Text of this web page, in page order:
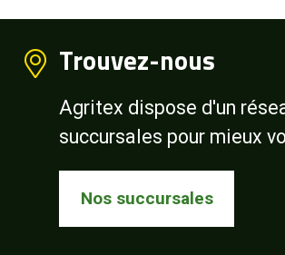
Trouvez-nous
Agritex dispose d'un
succursales pour mieux
Nos succursales